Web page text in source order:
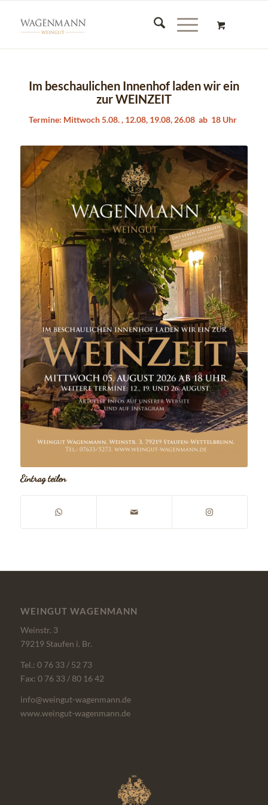
Im beschaulichen Innenhof laden wir ein
zur WEINZEIT
Termine: Mittwoch 5.08. , 12.08, 19.08, 26.08 ab 18 Uhr
Eintrag teilen
WEINGUT WAGENMANN
Weinstr. 3
79219 Staufen i. Br.
Tel.: 0 76 33 / 52 73
Fax: 0 76 33 / 80 16 42
info@weingut-wagenmann.de
www.weingut-wagenmann.de